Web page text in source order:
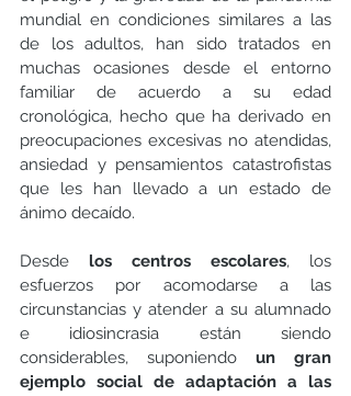
mundial en condiciones similares a las
de los adultos, han sido tratados en
muchas ocasiones desde el entorno
familiar de acuerdo a su edad
cronológica, hecho que ha derivado en
preocupaciones excesivas no atendidas,
ansiedad y pensamientos catastrofistas
que les han llevado a un estado de
ánimo decaído.
Desde los centros escolares, los
esfuerzos por acomodarse a las
circunstancias y atender a su alumnado
e idiosincrasia están siendo
considerables, suponiendo un gran
ejemplo social de adaptación a las